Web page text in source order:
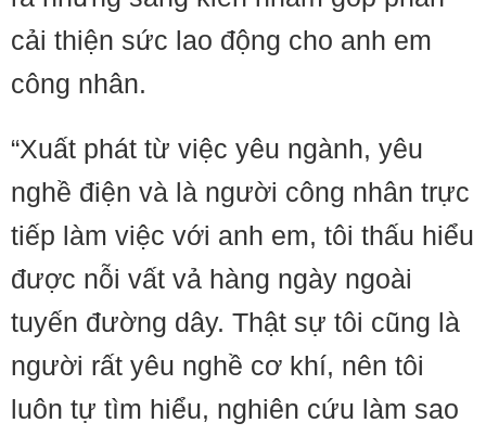
cải thiện sức lao động cho anh em
công nhân.
“Xuất phát từ việc yêu ngành, yêu
nghề điện và là người công nhân trực
tiếp làm việc với anh em, tôi thấu hiểu
được nỗi vất vả hàng ngày ngoài
tuyến đường dây. Thật sự tôi cũng là
người rất yêu nghề cơ khí, nên tôi
luôn tự tìm hiểu, nghiên cứu làm sao